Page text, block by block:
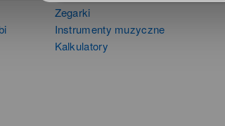
Zegarki
Instrumenty muzyczne
Kalkulatory